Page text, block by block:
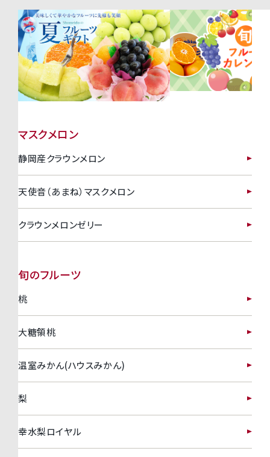
マスクメロン
静岡産クラウンメロン
天使音（あまね）マスクメロン
クラウンメロンゼリー
旬のフルーツ
桃
大糖領桃
温室みかん(ハウスみかん)
梨
幸水梨ロイヤル